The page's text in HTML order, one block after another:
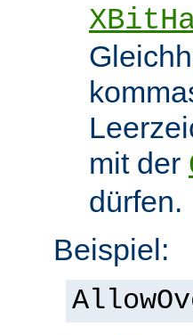
mit der
dürfen.
Beispiel: